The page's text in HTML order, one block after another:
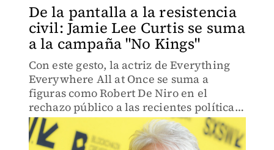
De la pantalla a la resistencia
civil: Jamie Lee Curtis se suma
a la campaña "No Kings"
Con este gesto, la actriz de Everything
Everywhere All at Once se suma a
figuras como Robert De Niro en el
rechazo público a las recientes políticas
de la administración de Donald Trump